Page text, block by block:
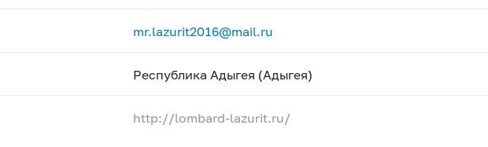
mr.lazurit2016@mail.ru
Республика Адыгея (Адыгея)
http://lombard-lazurit.ru/